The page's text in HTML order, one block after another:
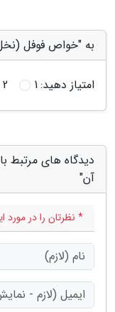
به "خواص فوفل
امتیاز دهید:1
2
دیدگاه های
آن"
* نظرتان را در مورد